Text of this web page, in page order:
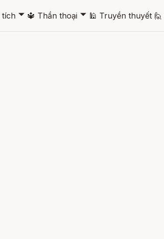
tích 🞃 🔱 Thần thoại 🞃 🕌 Truyền thuyết 🙋